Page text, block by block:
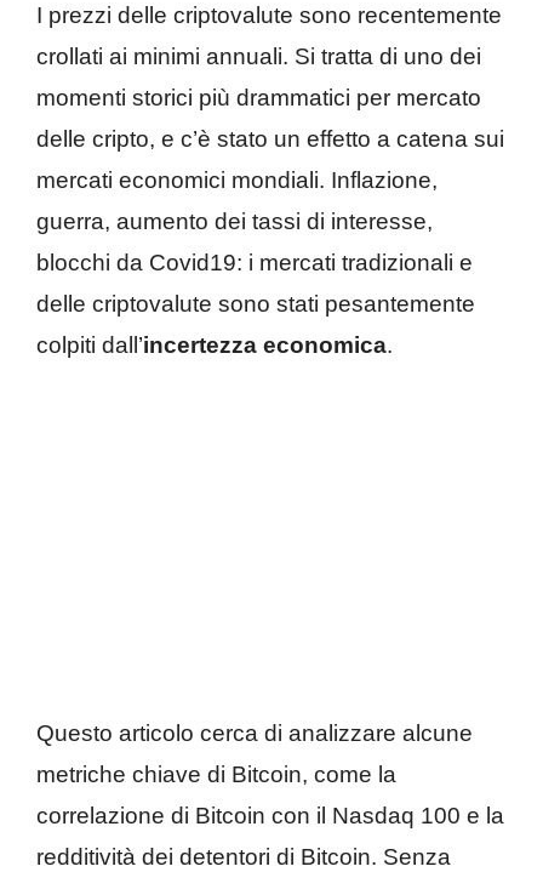
I prezzi delle criptovalute sono recentemente
crollati ai minimi annuali. Si tratta di uno dei
momenti storici più drammatici per mercato
delle cripto, e c’è stato un effetto a catena sui
mercati economici mondiali. Inflazione,
guerra, aumento dei tassi di interesse,
blocchi da Covid19: i mercati tradizionali e
delle criptovalute sono stati pesantemente
colpiti dall’incertezza economica.
Questo articolo cerca di analizzare alcune
metriche chiave di Bitcoin, come la
correlazione di Bitcoin con il Nasdaq 100 e la
redditività dei detentori di Bitcoin. Senza